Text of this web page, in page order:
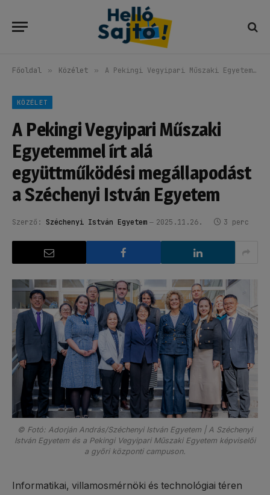
Főoldal » Közélet » A Pekingi Vegyipari Műszaki Egyetemmel írt alá együttműködési megállapodást a Széchenyi István Egyetem
KÖZÉLET
A Pekingi Vegyipari Műszaki
Egyetemmel írt alá
együttműködési megállapodást
a Széchenyi István Egyetem
Szerző: Széchenyi István Egyetem 2025.11.26. 3 perc
© Fotó: Adorján András/Széchenyi István Egyetem | A Széchenyi
István Egyetem és a Pekingi Vegyipari Műszaki Egyetem képviselői
a győri központi campuson.
Informatikai, villamosmérnöki és technológiai téren